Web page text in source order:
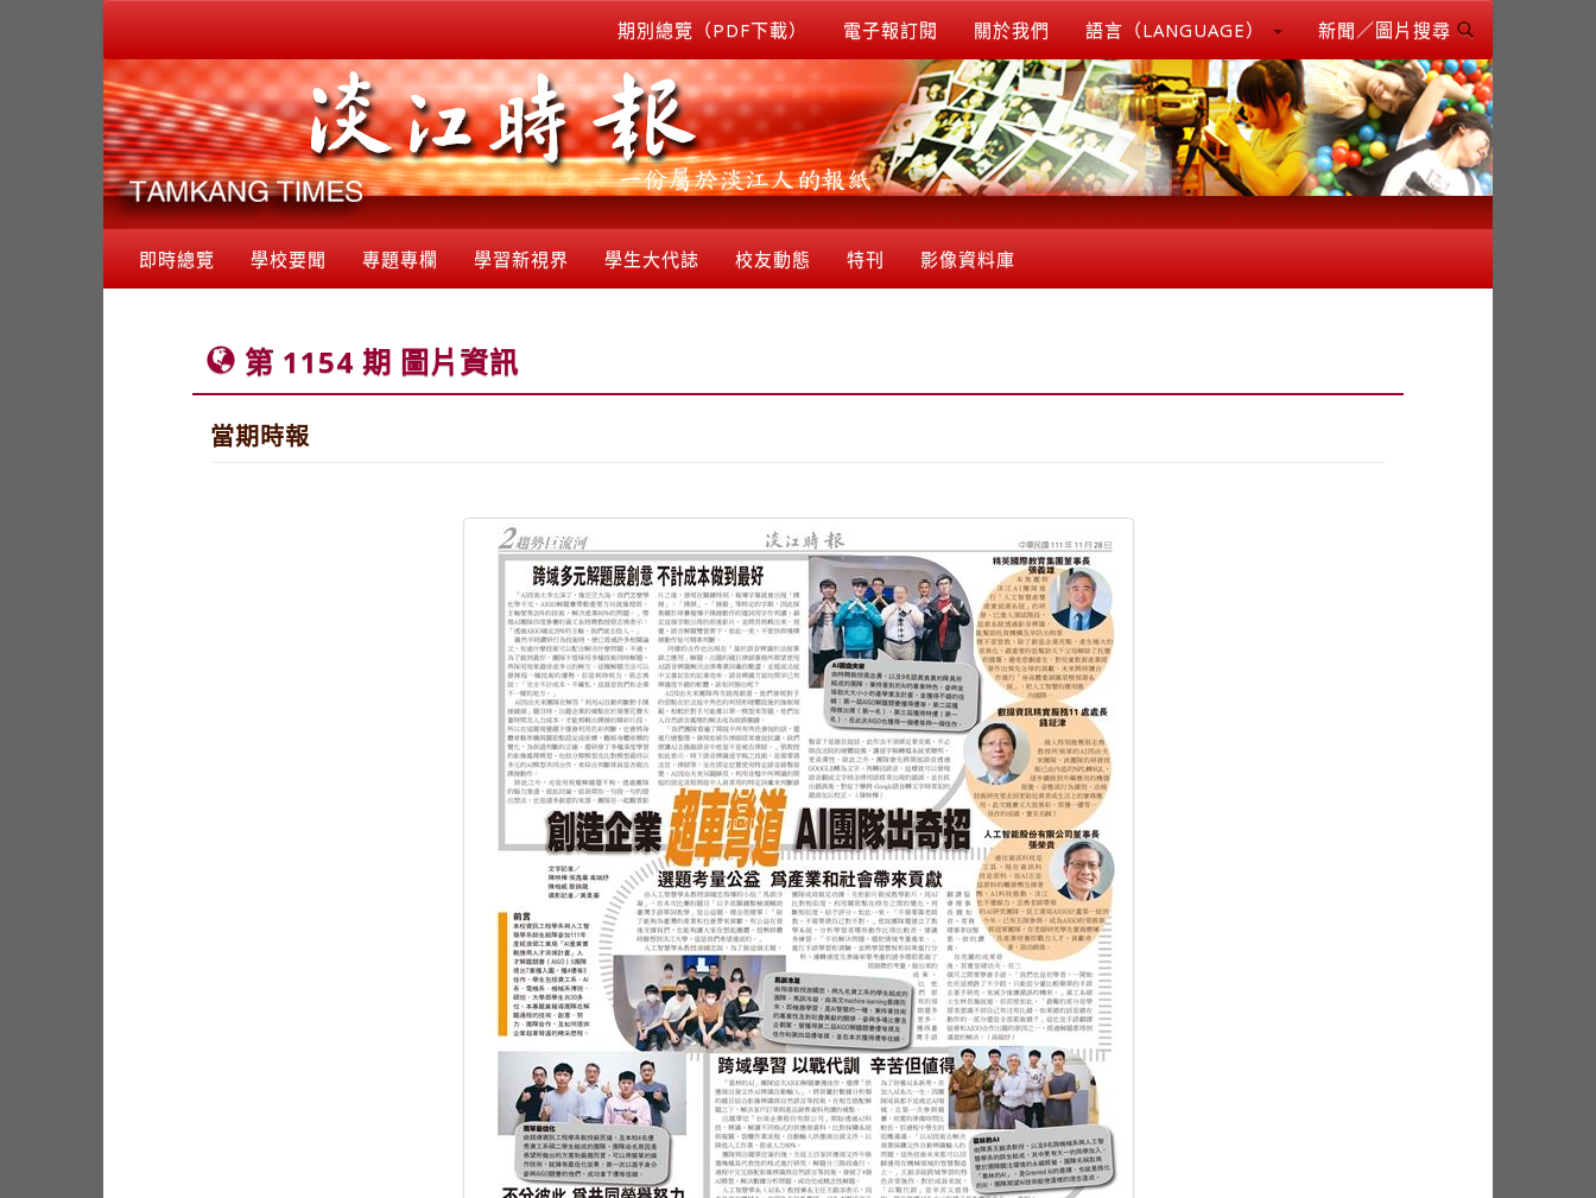
期別總覽（PDF下載） 電子報訂閱 關於我們 語言（LANGUAGE） 新聞／圖片搜尋
即時總覽 學校要聞 專題專欄 學習新視界 學生大代誌 校友動態 特刊 影像資料庫
第 1154 期 圖片資訊
當期時報